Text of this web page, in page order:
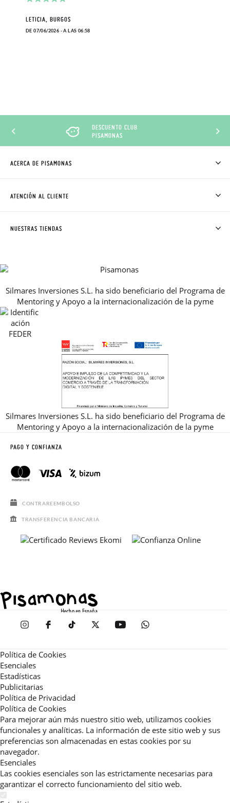
LETICIA, BURGOS
DE 07/06/2026 - A LAS 06:58
DESCUENTO CLUB
PISAMONAS
ACERCA DE PISAMONAS
CÓMO COMPRAR
AVISO LEGAL, PRIVACIDAD Y COOKIES
GUIA DE TALLAS
REBAJAS
ATENCIÓN AL CLIENTE
NUESTRAS TIENDAS
Silmares Inversiones S.L. ha sido beneficiario del Programa de
Mentoring y Apoyo a la internacionalización de la pyme
Silmares Inversiones S.L. ha sido beneficiario del Programa de
Mentoring y Apoyo a la internacionalización de la pyme
PAGO Y CONFIANZA
CONTRAREEMBOLSO
TRANSFERENCIA BANCARIA
Política de Cookies
Esenciales
Estadísticas
Publicitarias
Política de Privacidad
Política de Cookies
Para mejorar aún más nuestro sitio web, utilizamos cookies
funcionales y analíticas. La información de este sitio web y sus
preferencias son almacenadas en estas cookies por su
navegador.
Esenciales
Las cookies esenciales son las estrictamente necesarias para
garantizar el correcto funcionamiento del sitio web.